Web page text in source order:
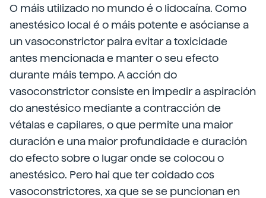
O máis utilizado no mundo é o lidocaína. Como
anestésico local é o máis potente e asócianse a
un vasoconstrictor paira evitar a toxicidade
antes mencionada e manter o seu efecto
durante máis tempo. A acción do
vasoconstrictor consiste en impedir a aspiración
do anestésico mediante a contracción de
vétalas e capilares, o que permite una maior
duración e una maior profundidade e duración
do efecto sobre o lugar onde se colocou o
anestésico. Pero hai que ter coidado cos
vasoconstrictores, xa que se se puncionan en